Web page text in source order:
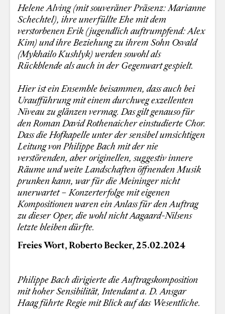
Helene Alving (mit souveräner Präsenz: Marianne
Schechtel), ihre unerfüllte Ehe mit dem
verstorbenen Erik (jugendlich auftrumpfend: Alex
Kim) und ihre Beziehung zu ihrem Sohn Osvald
(Mykhailo Kushlyk) werden sowohl als
Rückblende als auch in der Gegenwart gespielt.
Hier ist ein Ensemble beisammen, dass auch bei
Uraufführung mit einem durchweg exzellenten
Niveau zu glänzen vermag. Das gilt genauso für
den Roman David Rothenaicher einstudierte Chor.
Dass die Hofkapelle unter der sensibel umsichtigen
Leitung von Philippe Bach mit der nie
verstörenden, aber originellen, suggestiv innere
Räume und weite Landschaften öffnenden Musik
prunken kann, war für die Meininger nicht
unerwartet – Konzerterfolge mit eigenen
Kompositionen waren ein Anlass für den Auftrag
zu dieser Oper, die wohl nicht Aagaard-Nilsens
letzte bleiben dürfte.
Freies Wort, Roberto Becker, 25.02.2024
Philippe Bach dirigierte die Auftragskomposition
mit hoher Sensibilität, Intendant a. D. Ansgar
Haag führte Regie mit Blick auf das Wesentliche.